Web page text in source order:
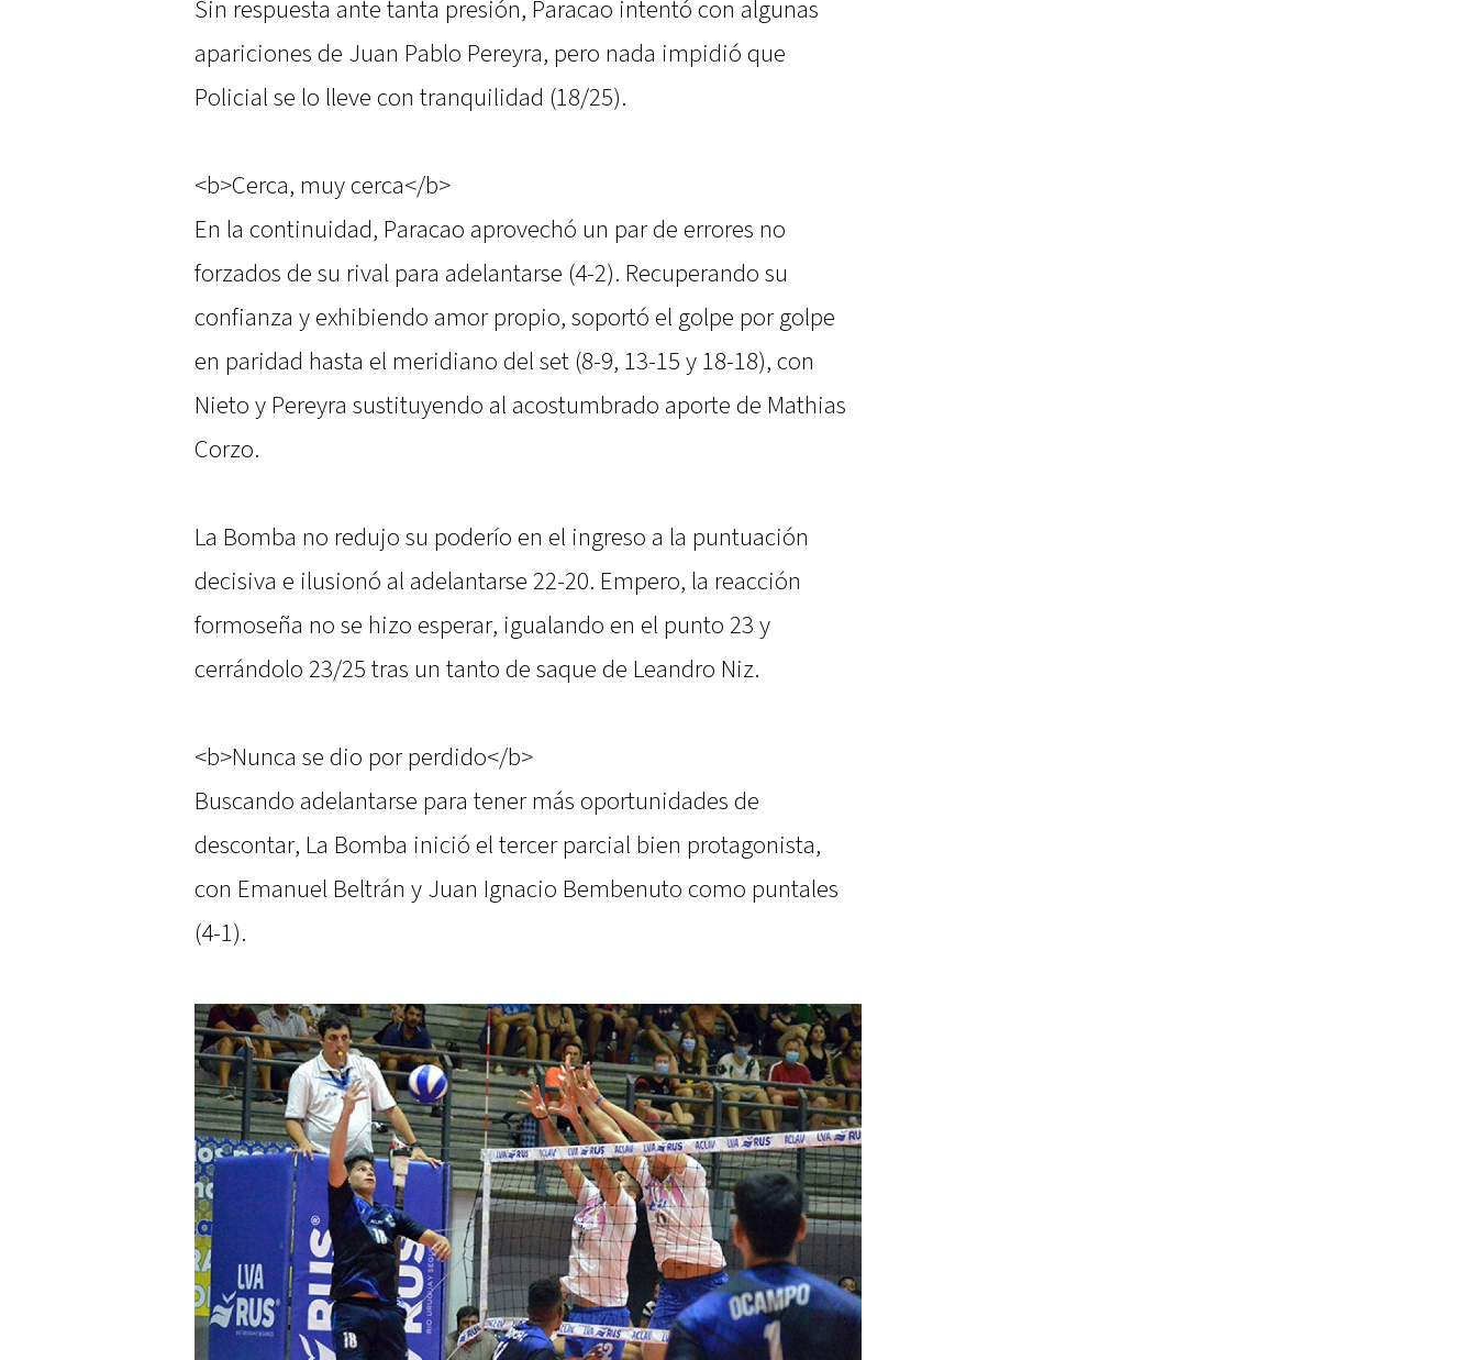
Sin respuesta ante tanta presión, Paracao intentó con algunas
apariciones de Juan Pablo Pereyra, pero nada impidió que
Policial se lo lleve con tranquilidad (18/25).
<b>Cerca, muy cerca</b>
En la continuidad, Paracao aprovechó un par de errores no
forzados de su rival para adelantarse (4-2). Recuperando su
confianza y exhibiendo amor propio, soportó el golpe por golpe
en paridad hasta el meridiano del set (8-9, 13-15 y 18-18), con
Nieto y Pereyra sustituyendo al acostumbrado aporte de Mathias
Corzo.
La Bomba no redujo su poderío en el ingreso a la puntuación
decisiva e ilusionó al adelantarse 22-20. Empero, la reacción
formoseña no se hizo esperar, igualando en el punto 23 y
cerrándolo 23/25 tras un tanto de saque de Leandro Niz.
<b>Nunca se dio por perdido</b>
Buscando adelantarse para tener más oportunidades de
descontar, La Bomba inició el tercer parcial bien protagonista,
con Emanuel Beltrán y Juan Ignacio Bembenuto como puntales
(4-1).